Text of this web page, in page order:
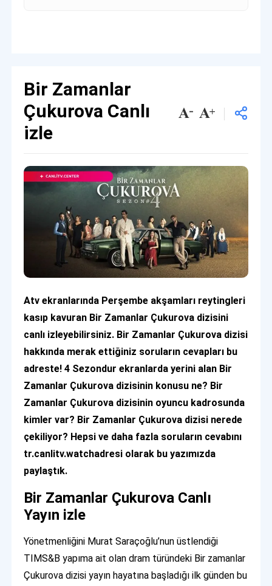
Bir Zamanlar
Çukurova Canlı
izle
Atv ekranlarında Perşembe akşamları reytingleri
kasıp kavuran Bir Zamanlar Çukurova dizisini
canlı izleyebilirsiniz. Bir Zamanlar Çukurova dizisi
hakkında merak ettiğiniz soruların cevapları bu
adreste! 4 Sezondur ekranlarda yerini alan Bir
Zamanlar Çukurova dizisinin konusu ne? Bir
Zamanlar Çukurova dizisinin oyuncu kadrosunda
kimler var? Bir Zamanlar Çukurova dizisi nerede
çekiliyor? Hepsi ve daha fazla soruların cevabını
tr.canlitv.watchadresi olarak bu yazımızda
paylaştık.
Bir Zamanlar Çukurova Canlı
Yayın izle
Yönetmenliğini Murat Saraçoğlu’nun üstlendiği
TIMS&B yapıma ait olan dram türündeki Bir zamanlar
Çukurova dizisi yayın hayatına başladığı ilk günden bu